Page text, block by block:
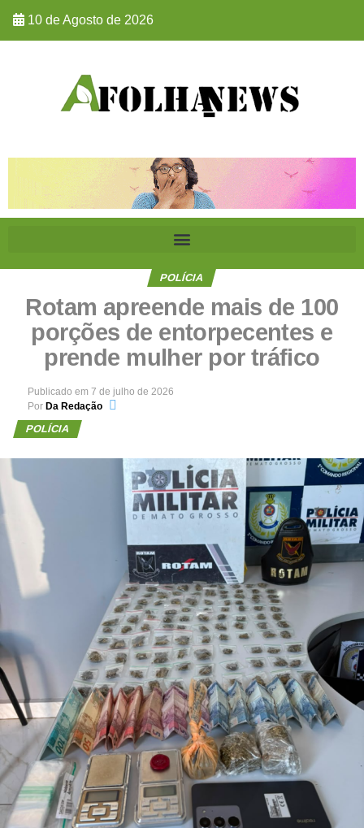
10 de Agosto de 2026
POLÍCIA
Rotam apreende mais de 100
porções de entorpecentes e
prende mulher por tráfico
Publicado em 7 de julho de 2026
Por Da Redação
POLÍCIA